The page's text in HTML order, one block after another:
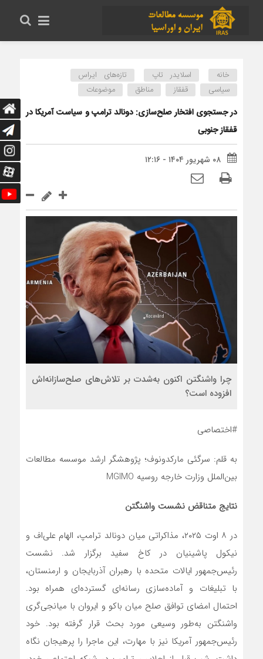
خانه اسلایدر تاپ
تازه‌های ایراس
سیاسی
قفقاز مناطق موضوعات
در جستجوی افتخار صلح‌سازی: دونالد ترامپ و سیاست آمریکا در
قفقاز جنوبی
۰۸ شهریور ۱۴۰۴ - ۱۲:۱۶
چرا واشنگتن اکنون به‌شدت بر تلاش‌های صلح‌سازانه‌اش
افزوده است؟
#اختصاصی
به قلم: سرگئی مارکدونوف؛ پژوهشگر ارشد موسسه مطالعات
بین‌الملل وزارت خارجه روسیه MGIMO
نتایج متناقض نشست واشنگتن
در ۸ اوت ۲۰۲۵، مذاکراتی میان دونالد ترامپ، الهام علی‌اف و
نیکول پاشینیان در کاخ سفید برگزار شد. نشست
رئیس‌جمهور ایالات متحده با رهبران آذربایجان و ارمنستان،
با تبلیغات و آماده‌سازی رسانه‌ای گسترده‌ای همراه بود.
احتمال امضای توافق صلح میان باکو و ایروان با میانجی‌گری
واشنگتن به‌طور وسیعی مورد بحث قرار گرفته بود. خود
رئیس‌جمهور آمریکا نیز با مهارت، این ماجرا را پرهیجان نگاه